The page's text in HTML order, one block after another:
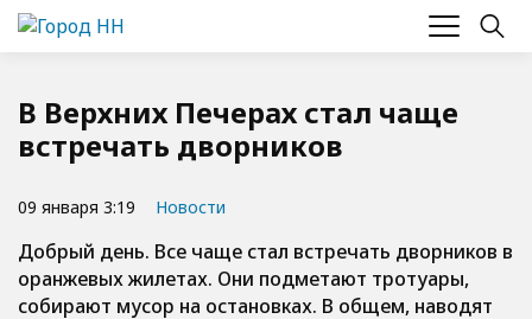
В Верхних Печерах стал чаще
встречать дворников
09 января 3:19 Новости
Добрый день. Все чаще стал встречать дворников в
оранжевых жилетах. Они подметают тротуары,
собирают мусор на остановках. В общем, наводят